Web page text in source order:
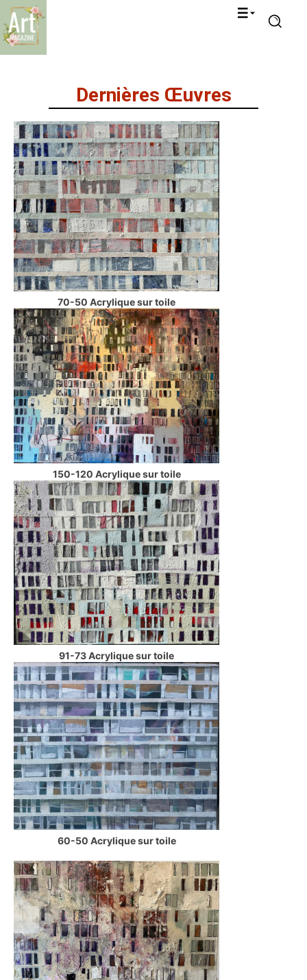
Dernières Œuvres
70-50 Acrylique sur toile
150-120 Acrylique sur toile
91-73 Acrylique sur toile
60-50 Acrylique sur toile